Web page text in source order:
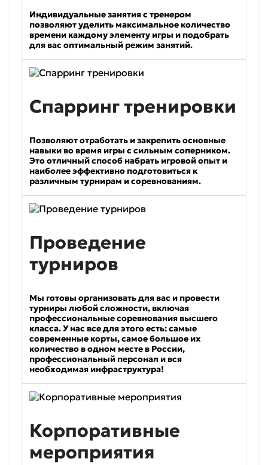
Индивидуальные занятия с тренером
позволяют уделить максимальное количество
времени каждому элементу игры и подобрать
для вас оптимальный режим занятий.
Спарринг тренировки
Позволяют отработать и закрепить основные
навыки во время игры с сильным соперником.
Это отличный способ набрать игровой опыт и
наиболее эффективно подготовиться к
различным турнирам и соревнованиям.
Проведение
турниров
Мы готовы организовать для вас и провести
турниры любой сложности, включая
профессиональные соревнования высшего
класса. У нас все для этого есть: самые
современные корты, самое большое их
количество в одном месте в России,
профессиональный персонал и вся
необходимая инфраструктура!
Корпоративные
мероприятия